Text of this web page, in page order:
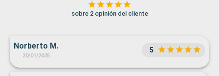
sobre 2 opinión del cliente
Norberto M.
20/01/2025
5